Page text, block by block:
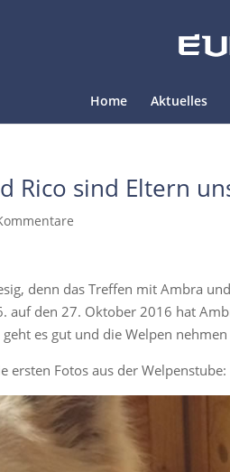
Home Aktuelles
Rico sind Eltern
denn das Treffen mit Ambra
auf den 27. Oktober 2016 hat
es gut und die Welpen
ersten Fotos aus der Welpenstube: